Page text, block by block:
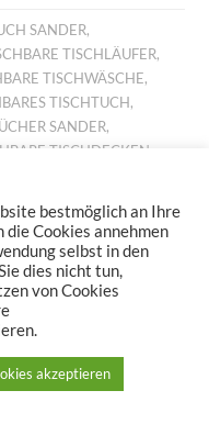
SANDER,
TISCHLÄUFER,
TISCHWÄSCHE,
TISCHTUCH,
SANDER,
TISCHDECKEN
GOBELIN,BESTICKTE
,BILLIGE KISSEN,
, BILLIGE
BROTKORB FRÜHLING
,FESTLICHE
,
bestmöglich an Ihre
die Cookies annehmen
selbst in den
dies nicht tun,
von Cookies
akzeptieren